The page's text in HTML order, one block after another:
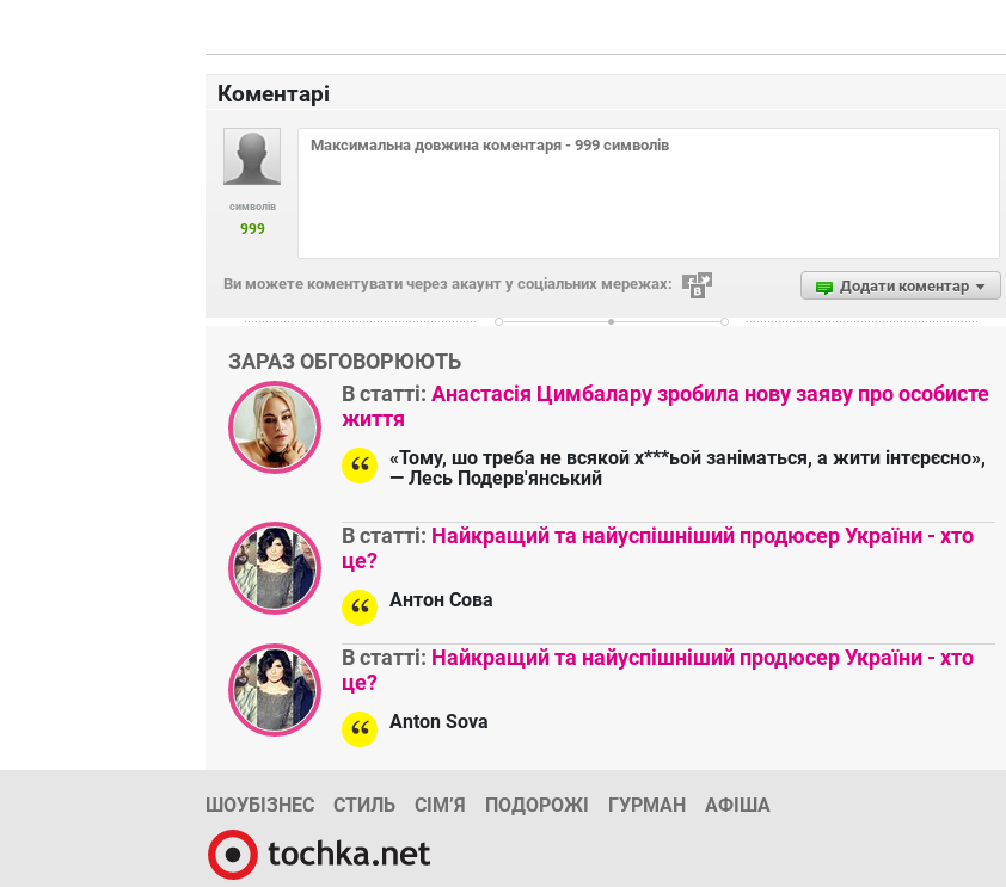
Коментарі
символів
999
Додати коментар
Ви можете коментувати через акаунт у соціальних мережах:
ЗАРАЗ ОБГОВОРЮЮТЬ
В статті: Анастасія Цимбалару зробила нову заяву про особисте
життя
«Тому, шо треба не всякой х***ьой заніматься, а жити інтєрєсно»,
— Лесь Подерв'янський
В статті: Найкращий та найуспішніший продюсер України - хто
це?
Антон Сова
В статті: Найкращий та найуспішніший продюсер України - хто
це?
Anton Sova
ШОУБІЗНЕС СТИЛЬ СІМ’Я ПОДОРОЖІ ГУРМАН АФІША